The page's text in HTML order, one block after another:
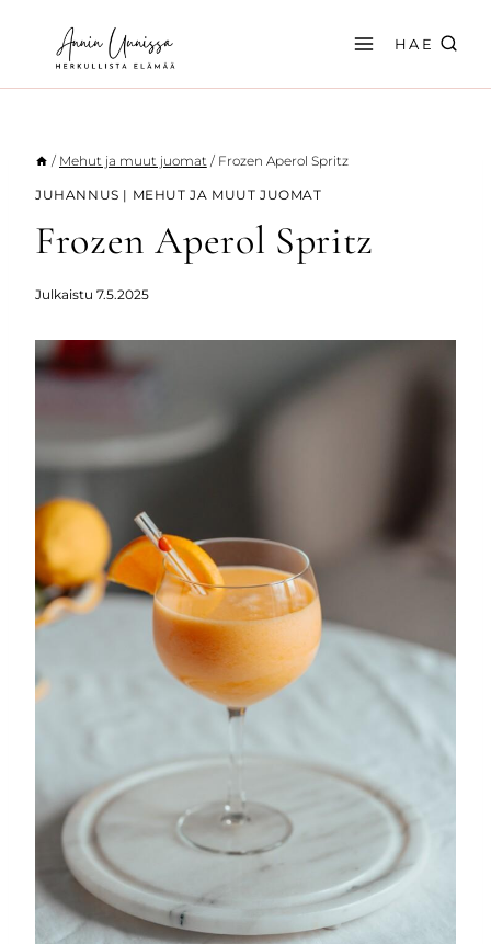
sisältöön
HAE
/ Mehut ja muut juomat / Frozen Aperol Spritz
JUHANNUS | MEHUT JA MUUT JUOMAT
Frozen Aperol Spritz
Julkaistu 7.5.2025